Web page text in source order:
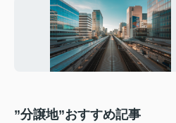
”分譲地”おすすめ記事